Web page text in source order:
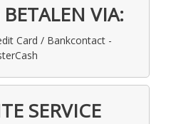
VIA:
Card / Bankcontact -
SERVICE